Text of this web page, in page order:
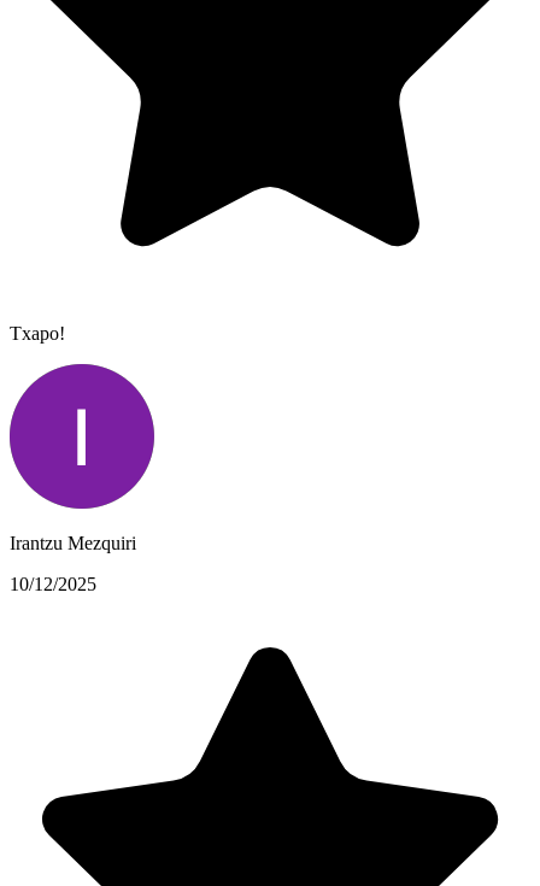
Txapo!
Irantzu Mezquiri
10/12/2025